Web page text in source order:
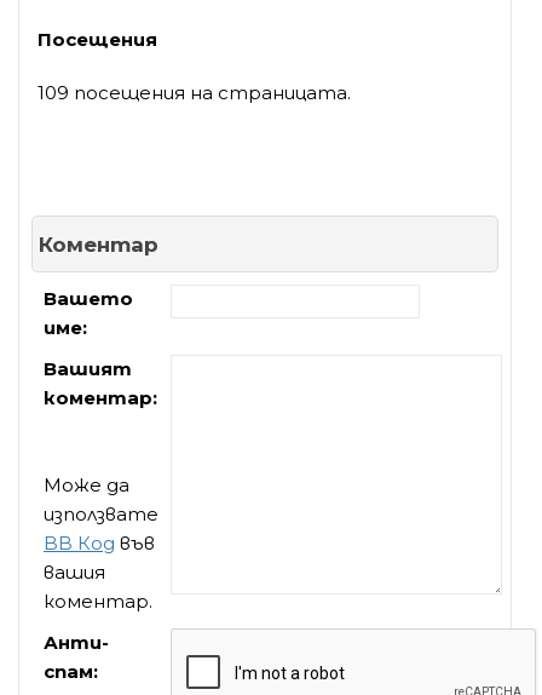
Посещения
109 посещения на страницата.
Коментар
Вашето
име:
Вашият
коментар:
Може да
използвате
BB Код във
вашия
коментар.
Анти-
спам: